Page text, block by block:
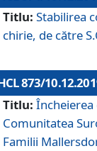
Titlu: Stabilirea
chirie, de către
873/
Titlu:
Comunitatea
Familii